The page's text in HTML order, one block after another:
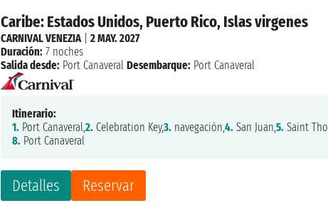
Caribe: Estados Unidos, Puerto Rico, Islas virgenes
Detalles Reservar
CARNIVAL VENEZIA|2 MAY. 2027
Duración: 7 noches
Salida desde: Port Canaveral Desembarque: Port Canaveral
Itinerario:
1. Port Canaveral,2. Celebration Key,3. navegación,4. San Juan,5. Saint
8. Port Canaveral